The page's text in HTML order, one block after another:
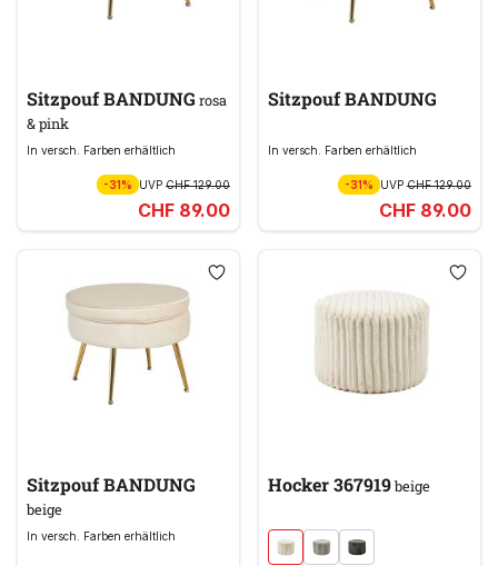
Sitzpouf BANDUNG rosa
& pink
In versch. Farben erhältlich
-31% UVP CHF 129.00
CHF 89.00
Sitzpouf BANDUNG
In versch. Farben erhältlich
-31% UVPCHF 129.00
CHF 89.00
Sitzpouf BANDUNG
beige
In versch. Farben erhältlich
Hocker 367919beige